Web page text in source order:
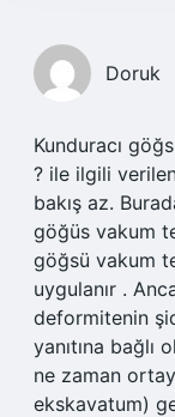
Doruk
Kunduracı
? ile ilgili
bakış az.
göğüs vakum
göğsü vakum
uygulanır .
deformitenin
yanıtına bağlı
ne zaman
ekskavatum)